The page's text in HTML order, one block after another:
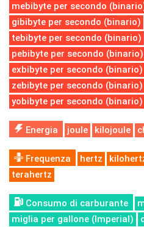
mebibyte per secondo
gibibyte per secondo (binario)
tebibyte per secondo (binario)
pebibyte per secondo (binario)
exbibyte per secondo (binario)
zebibyte per secondo (binario)
yobibyte per secondo (binario)
Energia joule kilojoule
Frequenza hertz
terahertz
Consumo di carburante
miglia per gallone (Imperial)